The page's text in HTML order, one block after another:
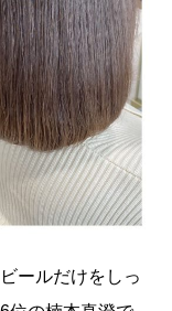
ールだけをしっ